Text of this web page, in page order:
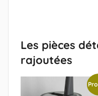
Les pièces
rajoutées